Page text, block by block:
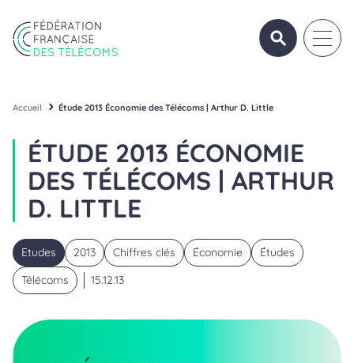
OUVRIR/
Accueil Étude 2013 Économie des Télécoms | Arthur D. Little
ÉTUDE 2013 ÉCONOMIE
DES TÉLÉCOMS | ARTHUR
D. LITTLE
Etudes 2013 Chiffres clés Économie
Études
Télécoms
15.12.13